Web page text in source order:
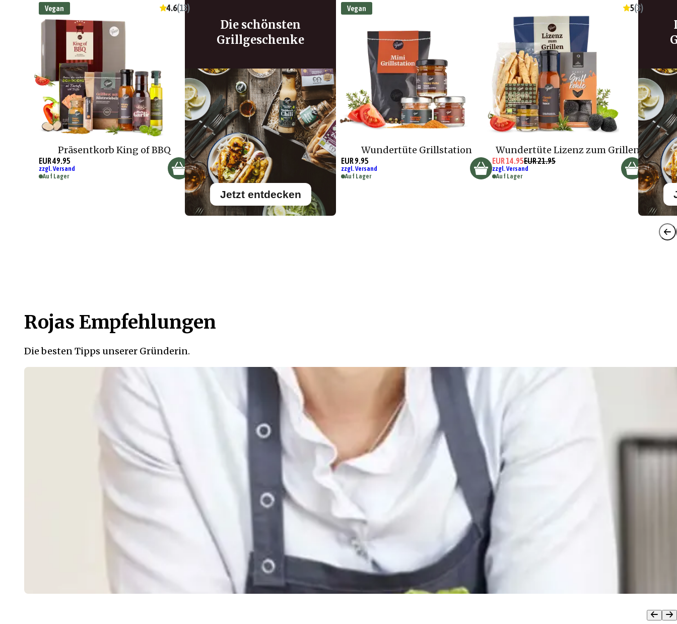
Vegan 4.6(13)
Präsentkorb King of BBQ
EUR 49.95
zzgl. Versand
Auf Lager
Die schönsten
Grillgeschenke
Jetzt entdecken
Vegan
Wundertüte Grillstation
EUR 9.95
zzgl. Versand
Auf Lager
5(3)
Wundertüte Lizenz zum Grillen
EUR 14.95EUR 21.95
zzgl. Versand
Auf Lager
Rojas Empfehlungen
Die besten Tipps unserer Gründerin.